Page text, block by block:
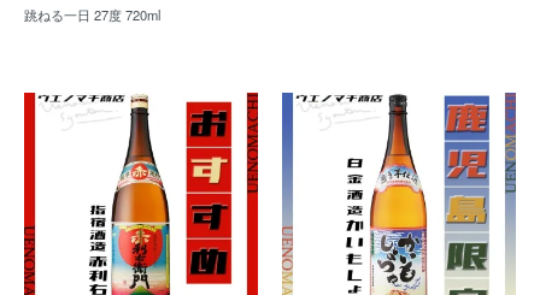
跳ねる一日 27度 720ml